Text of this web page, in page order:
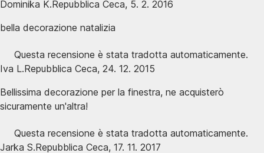
Dominika K.Repubblica Ceca, 5. 2. 2016
bella decorazione natalizia
Questa recensione è stata tradotta automaticamente.
Iva L.Repubblica Ceca, 24. 12. 2015
Bellissima decorazione per la finestra, ne acquisterò
sicuramente un'altra!
Questa recensione è stata tradotta automaticamente.
Jarka S.Repubblica Ceca, 17. 11. 2017